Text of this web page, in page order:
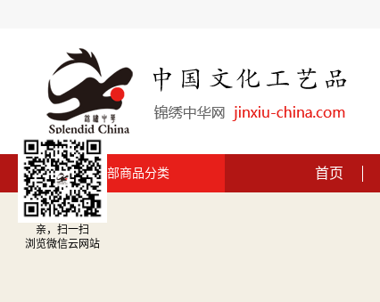
全部商品分类 首页
亲，扫一扫
浏览微信云网站